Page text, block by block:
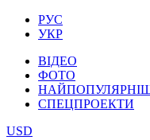
РУС
УКР
ВІДЕО
ФОТО
СПЕЦПРОЕКТИ
USD